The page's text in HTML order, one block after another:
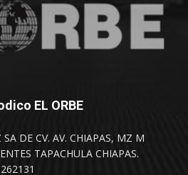
EL ORBE
DE CV. AV. CHIAPAS, MZ M
TAPACHULA CHIAPAS.